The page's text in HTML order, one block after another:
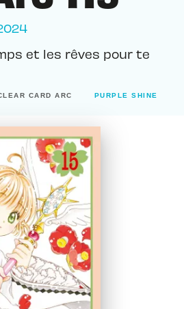
et les rêves pour te
CARD ARC PURPLE SHINE